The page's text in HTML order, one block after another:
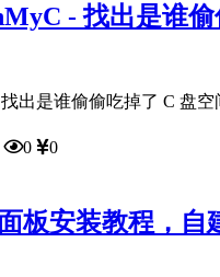
- 找出是谁
找出是谁偷偷吃掉了 C 盘
0
0
板安装教程，自